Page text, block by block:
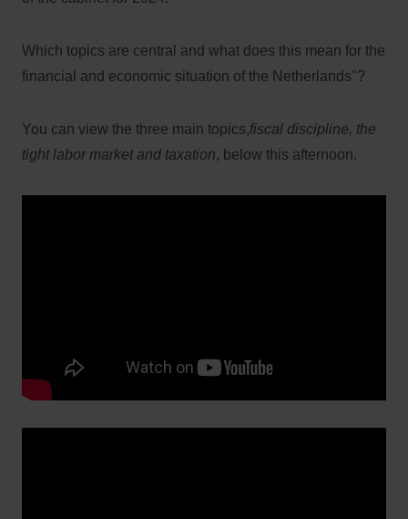
Which topics are central and what does this mean for the
financial and economic situation of the Netherlands"?
You can view the three main topics,fiscal discipline, the
tight labor market and taxation, below this afternoon.